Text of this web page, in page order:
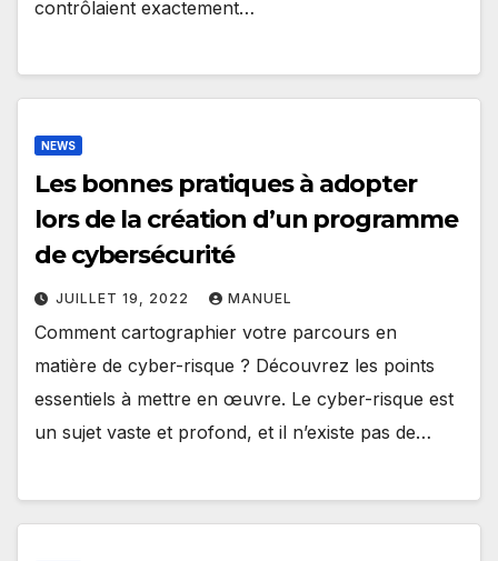
contrôlaient exactement…
NEWS
Les bonnes pratiques à adopter
lors de la création d’un programme
de cybersécurité
JUILLET 19, 2022 MANUEL
Comment cartographier votre parcours en
matière de cyber-risque ? Découvrez les points
essentiels à mettre en œuvre. Le cyber-risque est
un sujet vaste et profond, et il n’existe pas de…